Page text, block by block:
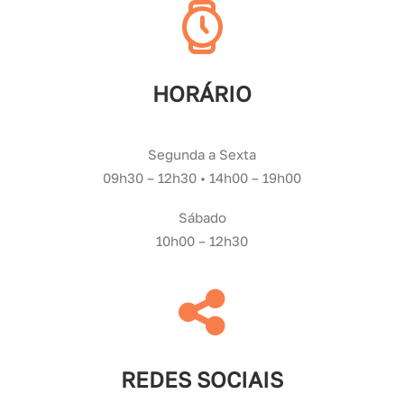
HORÁRIO
Segunda a Sexta
09h30 – 12h30 • 14h00 – 19h00
Sábado
10h00 – 12h30
REDES SOCIAIS